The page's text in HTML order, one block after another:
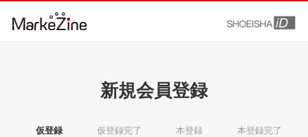
新規会員登録
仮登録 仮登録完了 本登録 本登録完了